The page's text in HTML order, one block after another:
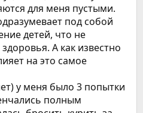
для меня пустыми.
под собой
детей, что не
А как известно
на это самое
у меня было 3 попытки
полным